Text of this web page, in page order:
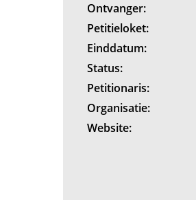
Ontvanger:
Petitieloket:
Einddatum:
Status:
Petitionaris:
Organisatie:
Website: